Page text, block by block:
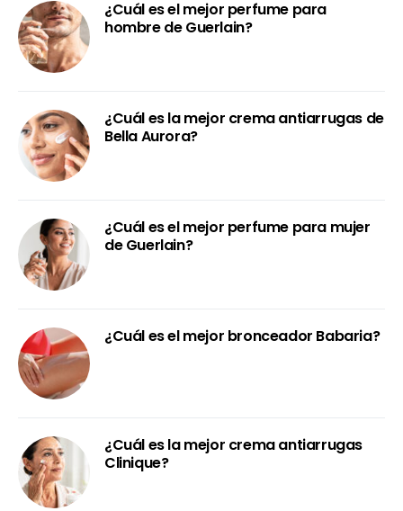
¿Cuál es el mejor perfume para
hombre de Guerlain?
¿Cuál es la mejor crema antiarrugas de
Bella Aurora?
¿Cuál es el mejor perfume para mujer
de Guerlain?
¿Cuál es el mejor bronceador Babaria?
¿Cuál es la mejor crema antiarrugas
Clinique?